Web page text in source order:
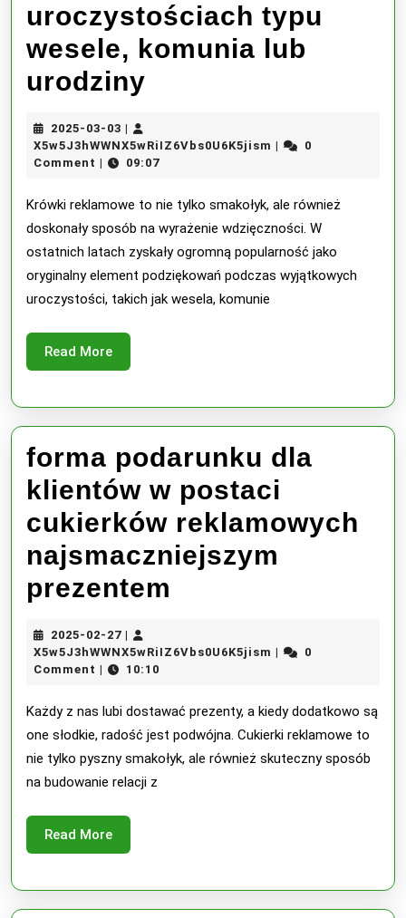
uroczystościach typu
wesele, komunia lub
urodziny
jako
podziękowań
na
uroczystościach
typu
lub
urodziny
2025-03-03 2025-
03-
03
X5w5J3hWWNX5wRiIZ6Vbs0U6K5jism
0
Comment
09:07
Krówki reklamowe to nie tylko smakołyk, ale również
doskonały sposób na wyrażenie wdzięczności. W
ostatnich latach zyskały ogromną popularność jako
oryginalny element podziękowań podczas wyjątkowych
uroczystości, takich jak wesela, komunie
Read MoreRead
More
forma podarunku dla
klientów w postaci
cukierków reklamowych
najsmaczniejszym
prezentem
dla
w
postaci
2025-02-272025-
02-
27
X5w5J3hWWNX5wRiIZ6Vbs0U6K5jism
0
Comment
10:10
Każdy z nas lubi dostawać prezenty, a kiedy dodatkowo są
one słodkie, radość jest podwójna. Cukierki reklamowe to
nie tylko pyszny smakołyk, ale również skuteczny sposób
na budowanie relacji z
Read MoreRead
More